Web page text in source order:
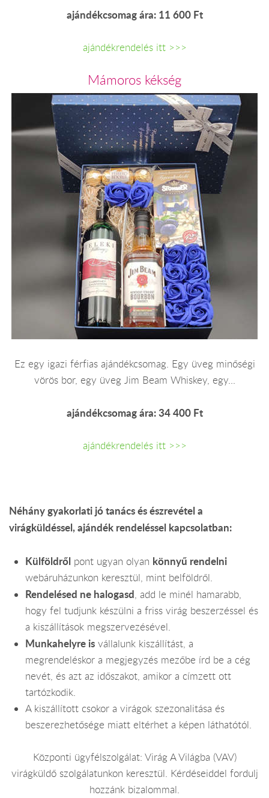
ajándékcsomag ára: 11 600 Ft
ajándékrendelés itt >>>
Mámoros kékség
Ez egy igazi férfias ajándékcsomag. Egy üveg minőségi
vörös bor, egy üveg Jim Beam Whiskey, egy...
ajándékcsomag ára: 34 400 Ft
ajándékrendelés itt >>>
Néhány gyakorlati jó tanács és észrevétel a
virágküldéssel, ajándék rendeléssel kapcsolatban:
Külföldről pont ugyan olyan könnyű rendelni
webáruházunkon keresztül, mint belföldről.
Rendelésed ne halogasd, add le minél hamarabb,
hogy fel tudjunk készülni a friss virág beszerzéssel és
a kiszállítások megszervezésével.
Munkahelyre is vállalunk kiszállítást, a
megrendeléskor a megjegyzés mezőbe írd be a cég
nevét, és azt az időszakot, amikor a címzett ott
tartózkodik.
A kiszállított csokor a virágok szezonalitása és
beszerezhetősége miatt eltérhet a képen láthatótól.
Központi ügyfélszolgálat: Virág A Világba (VAV)
virágküldő szolgálatunkon keresztül. Kérdéseiddel fordulj
hozzánk bizalommal.